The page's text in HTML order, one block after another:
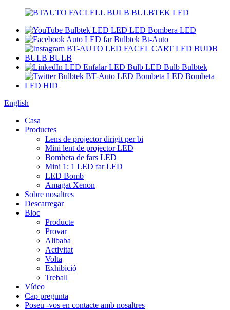
English
Casa
Productes
Lens de projector dirigit per bi
Mini lent de projector LED
Bombeta de fars LED
Mini 1: 1 LED far LED
LED Bomb
Amagat Xenon
Sobre nosaltres
Descarregar
Bloc
Producte
Provar
Alibaba
Activitat
Volta
Exhibició
Treball
Vídeo
Cap pregunta
Poseu -vos en contacte amb nosaltres